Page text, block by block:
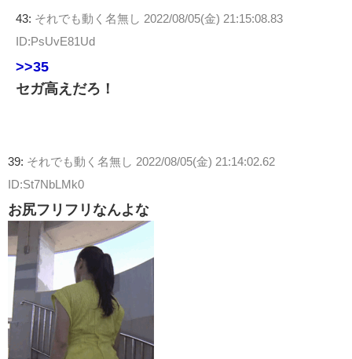
43: それでも動く名無し 2022/08/05(金) 21:15:08.83
ID:PsUvE81Ud
>>35
セガ高えだろ！
39: それでも動く名無し 2022/08/05(金) 21:14:02.62
ID:St7NbLMk0
お尻フリフリなんよな